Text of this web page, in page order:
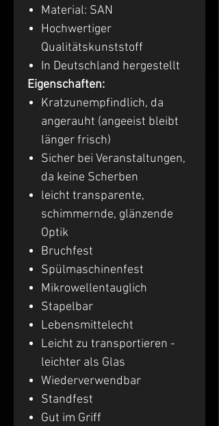
Material: SAN
Hochwertiger
Qualitätskunststoff
In Deutschland hergestellt
Eigenschaften:
Kratzunempfindlich, da
angerauht (angeeist bleibt
länger frisch)
Sicher bei Veranstaltungen,
da keine Scherben
leicht transparente,
schimmernde, glänzende
Optik
Bruchfest
Spülmaschinenfest
Mikrowellentauglich
Stapelbar
Lebensmittelecht
Leicht zu transportieren -
leichter als Glas
Wiederverwendbar
Standfest
Gut im Griff